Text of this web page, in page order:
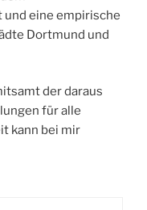
eine empirische
Dortmund und
der daraus
für alle
kann bei mir